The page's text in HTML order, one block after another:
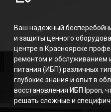
Ваш надежный
и защиты ценного
центре в Красноярске
ремонтом и обслуживанием
питания (ИБП) различных
глубокие знания и опыт в
восстановления ИБП Ippon,
решать сложные и